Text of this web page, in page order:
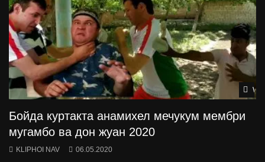
Бойда куртакта анамихел мечукум мембри
мугамбо ва дон жуан 2020
KLIPHOI NAV 06.05.2020